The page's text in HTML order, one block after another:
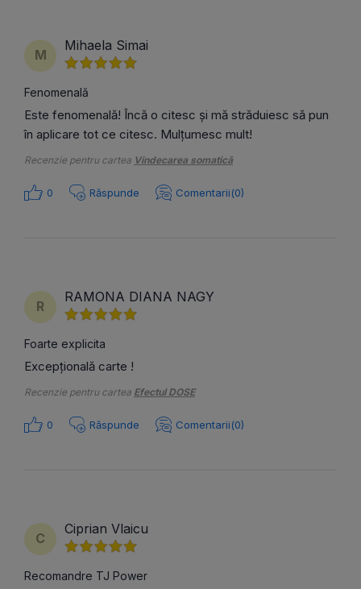
M
Mihaela Simai
Fenomenală
Este fenomenală! Încă o citesc și mă străduiesc să pun
în aplicare tot ce citesc. Mulțumesc mult!
Recenzie pentru cartea Vindecarea somatică
0 Răspunde Comentarii(0)
R
RAMONA DIANA NAGY
Foarte explicita
Excepțională carte !
Recenzie pentru cartea Efectul DOSE
0 Răspunde Comentarii(0)
C
Ciprian Vlaicu
Recomandre TJ Power